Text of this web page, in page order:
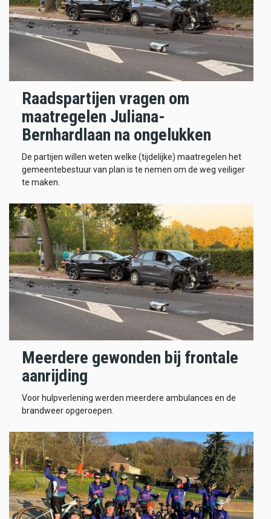
Raadspartijen vragen om
maatregelen Juliana-
Bernhardlaan na ongelukken
De partijen willen weten welke (tijdelijke) maatregelen het
gemeentebestuur van plan is te nemen om de weg veiliger
te maken.
Meerdere gewonden bij frontale
aanrijding
Voor hulpverlening werden meerdere ambulances en de
brandweer opgeroepen.